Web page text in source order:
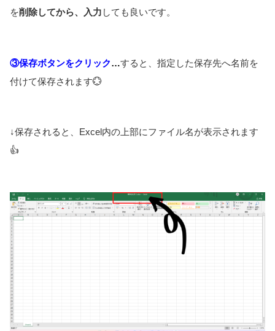
を削除してから、入力 しても良いです。
③保存ボタンをクリック​…すると、指定した保存先へ名前を
付けて保存されます💮
↓保存されると、Excel内の上部にファイル名が表示されます
👍